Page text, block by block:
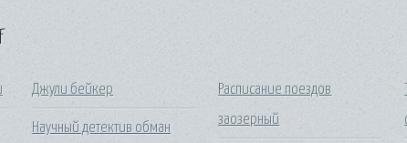
Джули бейкер
Научный детектив обман
Расписание поездов
заозерный